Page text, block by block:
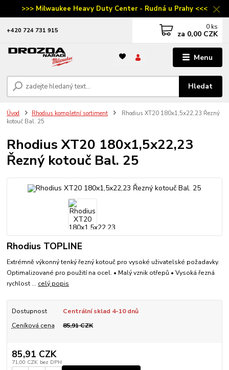
>>> Milwaukee Heavy Duty Center - Rudná u Prahy <<<
Menu
Hledat
‭+420 724 731 915 0 ks
za 0,00 CZK
Úvod Rhodius kompletní sortiment
Rhodius XT20 180x1,5x22,23 Řezný
kotouč Bal. 25
Rhodius XT20 180x1,5x22,23
Řezný kotouč Bal. 25
Rhodius TOPLINE
Extrémně výkonný tenký řezný kotouč pro vysoké uživatelské požadavky.
Optimalizované pro použití na ocel. • Malý vznik otřepů • Vysoká řezná
rychlost ... celý popis
Dostupnost
Centrální sklad 4-10 dnů
Ceníková cena
85,91 CZK
85,91 CZK
71,00 CZK bez DPH